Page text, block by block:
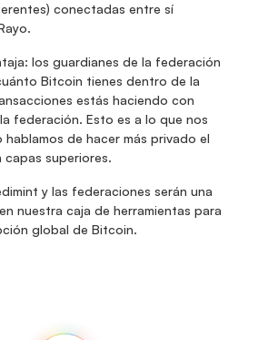
conectadas entre sí
los guardianes de la federación
Bitcoin tienes dentro de la
estás haciendo con
federación. Esto es a lo que nos
de hacer más privado el
superiores.
y las federaciones serán una
nuestra caja de herramientas para
global de Bitcoin.
Inicio